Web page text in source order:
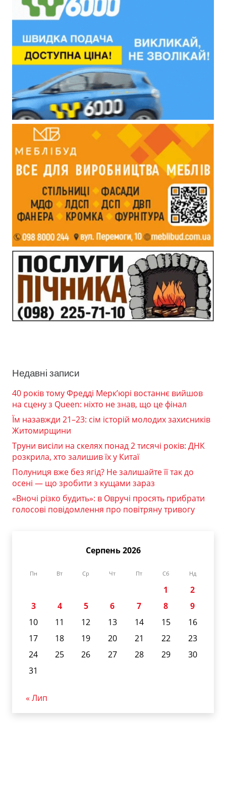
Недавні записи
40 років тому Фредді Мерк’юрі востаннє вийшов
на сцену з Queen: ніхто не знав, що це фінал
Їм назавжди 21–23: сім історій молодих захисників
Житомирщини
Труни висіли на скелях понад 2 тисячі років: ДНК
розкрила, хто залишив їх у Китаї
Полуниця вже без ягід? Не залишайте її так до
осені — що зробити з кущами зараз
«Вночі різко будить»: в Овручі просять прибрати
голосові повідомлення про повітряну тривогу
Серпень 2026
Пн Вт Ср Чт Пт Сб Нд
1
2
3
4 5 6 7 8
9
10
11 12 13 14 15
16
17
18 19 20 21 22
23
24
25 26 27 28 29
30
31
« Лип